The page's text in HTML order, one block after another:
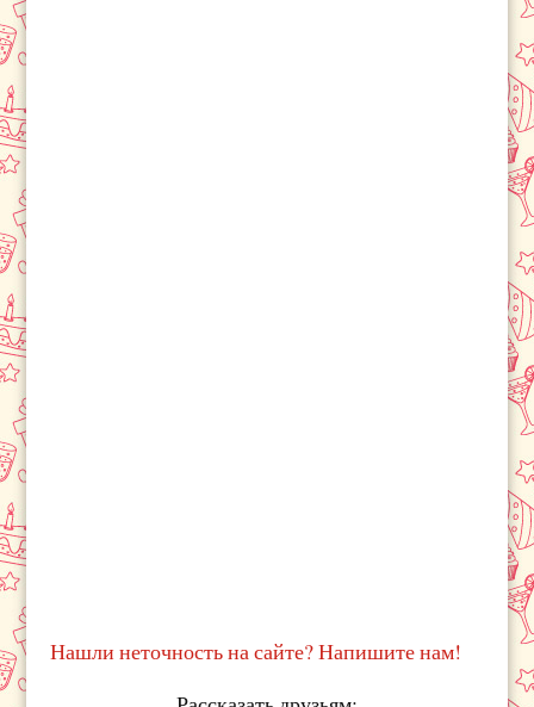
Нашли неточность на сайте? Напишите нам!